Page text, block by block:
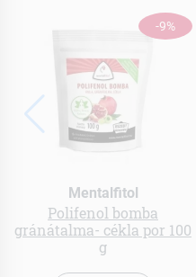
-9%
Mentalfitol
Polifenol bomba
gránátalma- cékla por 100
g